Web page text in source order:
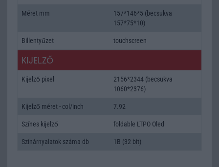
Méret mm
157*146*5 (becsukva
157*75*10)
Billentyűzet touchscreen
KIJELZŐ
Kijelző pixel
2156*2344 (becsukva
1060*2376)
Kijelző méret - col/inch 7.92
Színes kijelző foldable LTPO Oled
Színárnyalatok száma db 1B (32 bit)